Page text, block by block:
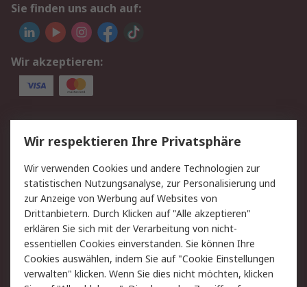
Sie finden uns auch auf:
Wir akzeptieren:
Service
Value Added Services
Lieferlösungen
Rücksendungen
Kontakt
Hilfe
Privatkunden
Rechtliches
AGB
Datenschutz
Cookie-Richtlinie
Zahlungsbedingungen
Wir respektieren Ihre Privatsphäre
Wir verwenden Cookies und andere Technologien zur
statistischen Nutzungsanalyse, zur Personalisierung und
zur Anzeige von Werbung auf Websites von
Drittanbietern. Durch Klicken auf "Alle akzeptieren"
erklären Sie sich mit der Verarbeitung von nicht-
essentiellen Cookies einverstanden. Sie können Ihre
Cookies auswählen, indem Sie auf "Cookie Einstellungen
verwalten" klicken. Wenn Sie dies nicht möchten, klicken